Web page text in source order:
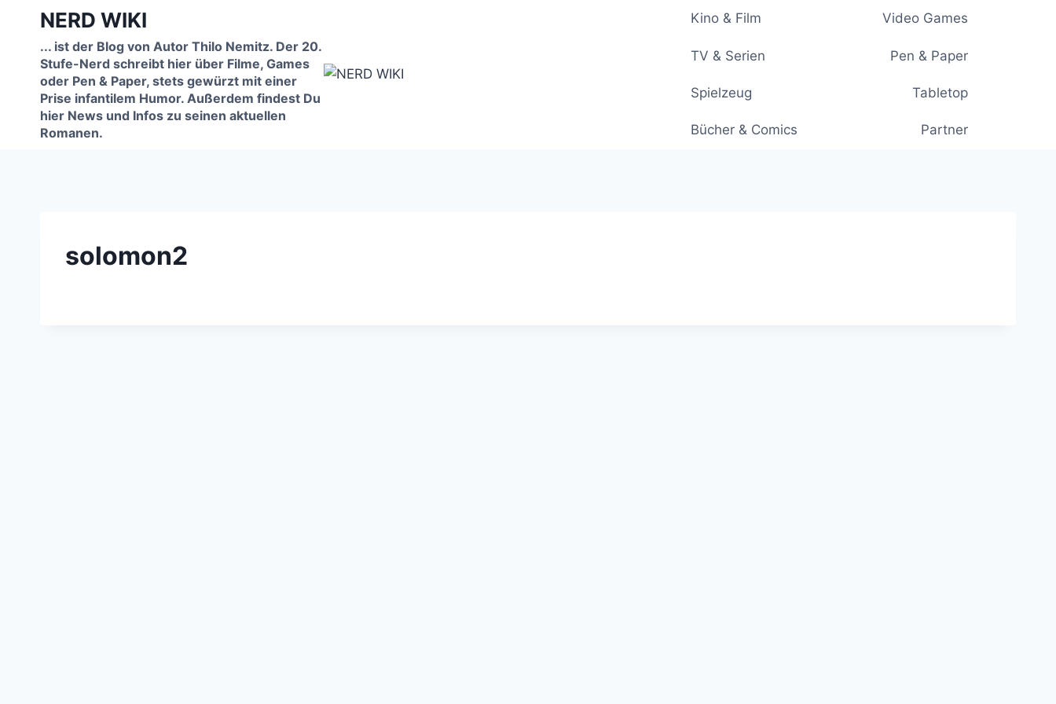
springen
NERD WIKI
... ist der Blog von Autor Thilo Nemitz. Der 20.
Stufe-Nerd schreibt hier über Filme, Games
oder Pen & Paper, stets gewürzt mit einer
Prise infantilem Humor. Außerdem findest Du
hier News und Infos zu seinen aktuellen
Romanen.
Kino & Film Video Games
TV & Serien Pen & Paper
Spielzeug Tabletop
Bücher & Comics Partner
solomon2